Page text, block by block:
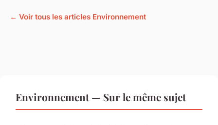
← Voir tous les articles Environnement
Environnement — Sur le même sujet